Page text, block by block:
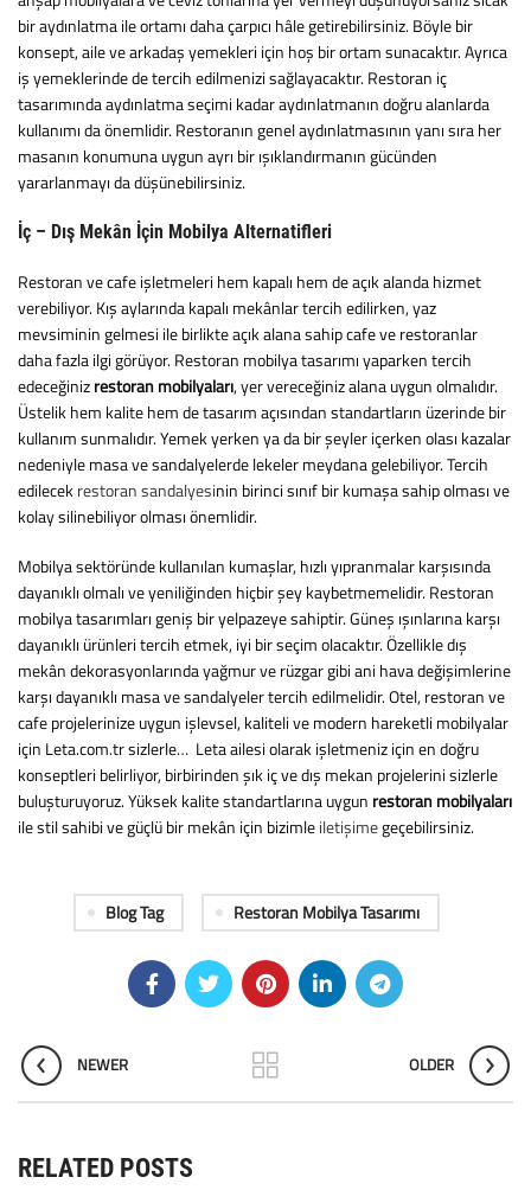
bir aydınlatma ile ortamı daha çarpıcı hâle getirebilirsiniz. Böyle bir
konsept, aile ve arkadaş yemekleri için hoş bir ortam sunacaktır. Ayrıca
iş yemeklerinde de tercih edilmenizi sağlayacaktır. Restoran iç
tasarımında aydınlatma seçimi kadar aydınlatmanın doğru alanlarda
kullanımı da önemlidir. Restoranın genel aydınlatmasının yanı sıra her
masanın konumuna uygun ayrı bir ışıklandırmanın gücünden
yararlanmayı da düşünebilirsiniz.
İç – Dış Mekân İçin Mobilya Alternatifleri
Restoran ve cafe işletmeleri hem kapalı hem de açık alanda hizmet
verebiliyor. Kış aylarında kapalı mekânlar tercih edilirken, yaz
mevsiminin gelmesi ile birlikte açık alana sahip cafe ve restoranlar
daha fazla ilgi görüyor. Restoran mobilya tasarımı yaparken tercih
edeceğinizrestoran mobilyaları, yer vereceğiniz alana uygun olmalıdır.
Üstelik hem kalite hem de tasarım açısından standartların üzerinde bir
kullanım sunmalıdır. Yemek yerken ya da bir şeyler içerken olası kazalar
nedeniyle masa ve sandalyelerde lekeler meydana gelebiliyor. Tercih
edilecekrestoran sandalyesinin birinci sınıf bir kumaşa sahip olması ve
kolay silinebiliyor olması önemlidir.
Mobilya sektöründe kullanılan kumaşlar, hızlı yıpranmalar karşısında
dayanıklı olmalı ve yeniliğinden hiçbir şey kaybetmemelidir. Restoran
mobilya tasarımları geniş bir yelpazeye sahiptir. Güneş ışınlarına karşı
dayanıklı ürünleri tercih etmek, iyi bir seçim olacaktır. Özellikle dış
mekân dekorasyonlarında yağmur ve rüzgar gibi ani hava değişimlerine
karşı dayanıklı masa ve sandalyeler tercih edilmelidir. Otel, restoran ve
cafe projelerinize uygun işlevsel, kaliteli ve modern hareketli mobilyalar
için Leta.com.tr sizlerle… Leta ailesi olarak işletmeniz için en doğru
konseptleri belirliyor, birbirinden şık iç ve dış mekan projelerini sizlerle
buluşturuyoruz. Yüksek kalite standartlarına uygun restoran mobilyaları
ile stil sahibi ve güçlü bir mekân için bizimleiletişimegeçebilirsiniz.
Blog Tag Restoran Mobilya Tasarımı
NEWER OLDER
RELATED POSTS